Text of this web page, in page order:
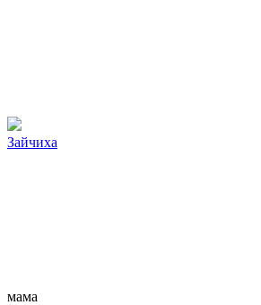
Зайчиха
мама